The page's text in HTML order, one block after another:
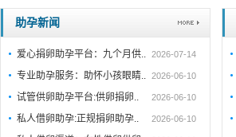
咨询服务，专业团队实时解答疑问，流程透
明、费用公开，正规机构推荐，欢迎在线咨询
了解详情。...详细>>。。。
助孕新闻
爱心捐卵助孕平台：九个月供.. 2026-07-14
专业助孕服务：助怀小孩眼睛.. 2026-06-10
试管供卵助孕平台:供卵捐卵.. 2026-06-10
私人借卵助孕:正规捐卵助孕.. 2026-06-10